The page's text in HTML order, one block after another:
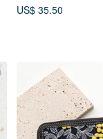
US$ 35.50